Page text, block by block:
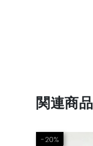
関連商品
-20%